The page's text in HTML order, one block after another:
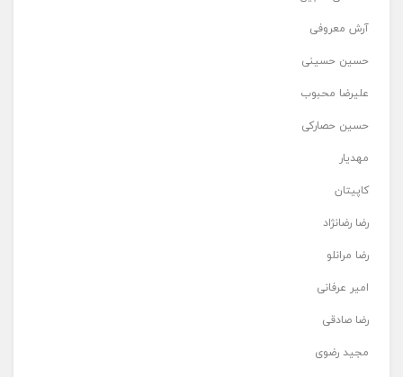
آرش معروفی
حسین حسینی
علیرضا محبوب
حسین حصارکی
مهدیار
کاپیتان
رضا رضانژاد
رضا مرانلو
امیر عرفانی
رضا صادقی
مجید رضوی